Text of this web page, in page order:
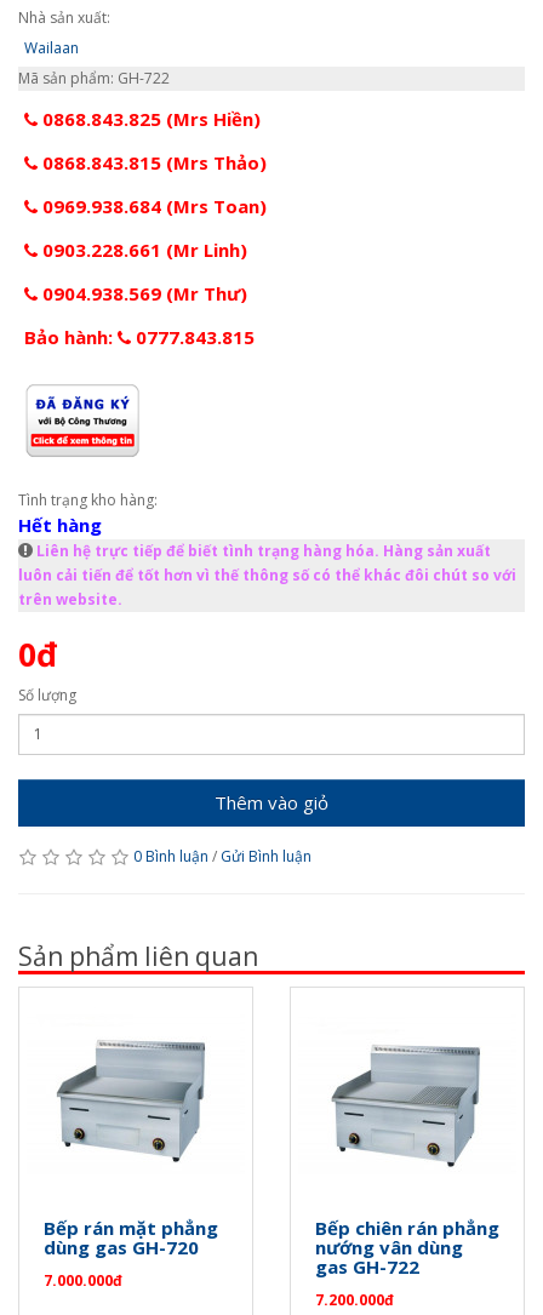
Nhà sản xuất:
Wailaan
Mã sản phẩm: GH-722
0868.843.825 (Mrs Hiền)
0868.843.815 (Mrs Thảo)
0969.938.684 (Mrs Toan)
0903.228.661 (Mr Linh)
0904.938.569 (Mr Thư)
Bảo hành:
0777.843.815
Tình trạng kho hàng:
Hết hàng
Liên hệ trực tiếp để biết tình trạng hàng hóa. Hàng sản xuất
luôn cải tiến để tốt hơn vì thế thông số có thể khác đôi chút so với
trên website.
0đ
Số lượng
Thêm vào giỏ
0 Bình luận / Gửi Bình luận
Sản phẩm liên quan
Bếp rán mặt phẳng
dùng gas GH-720
7.000.000đ
Bếp chiên rán phẳng
nướng vân dùng
gas GH-722
7.200.000đ